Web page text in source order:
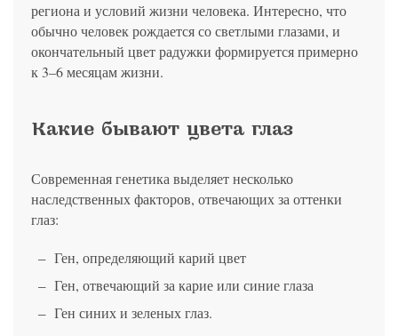
региона и условий жизни человека. Интересно, что
обычно человек рождается со светлыми глазами, и
окончательный цвет радужки формируется примерно
к 3–6 месяцам жизни.
Какие бывают цвета глаз
Современная генетика выделяет несколько
наследственных факторов, отвечающих за оттенки
глаз:
Ген, определяющий карий цвет
Ген, отвечающий за карие или синие глаза
Ген синих и зеленых глаз.